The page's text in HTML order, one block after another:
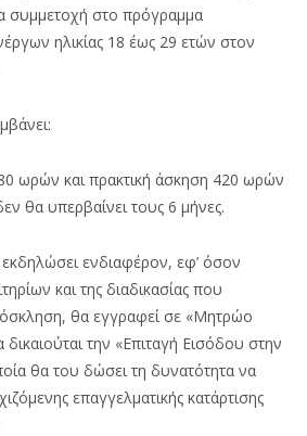
συμμετοχή στο πρόγραμμα
ηλικίας 18 έως 29 ετών στον
ωρών και πρακτική άσκηση 420 ωρών
θα υπερβαίνει τους 6 μήνες.
ενδιαφέρον, εφ’ όσον
και της διαδικασίας που
θα εγγραφεί σε «Μητρώο
την «Επιταγή Εισόδου στην
θα του δώσει τη δυνατότητα να
επαγγελματικής κατάρτισης